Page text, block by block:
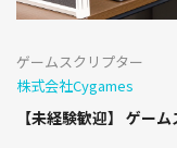
ゲームスクリプター
株式会社Cygames
【未経験歓迎】 ゲー